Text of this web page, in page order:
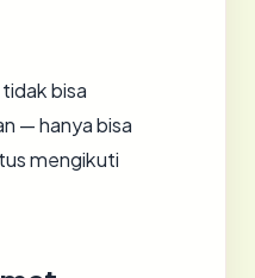
bisa
— hanya bisa
mengikuti